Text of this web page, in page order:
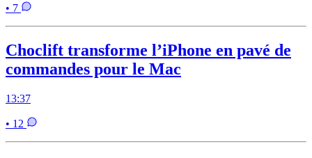
• 7
Choclift transforme l’iPhone en pavé de
commandes pour le Mac
13:37
• 12